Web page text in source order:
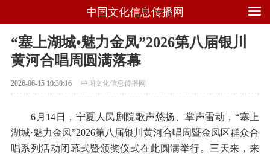
中国文化信息传播网
“塞上湖城•魅力金凤”2026第八届银川
黄河合唱周圆满落幕
2026-06-15 10:30:16 中国文化信息传播网
6月14日，宁夏人民剧院歌声悠扬、掌声雷动，“塞上
湖城·魅力金凤”2026第八届银川黄河合唱周暨金凤区群众合
唱系列活动闭幕式暨颁奖仪式在此圆满举行。三天来，来